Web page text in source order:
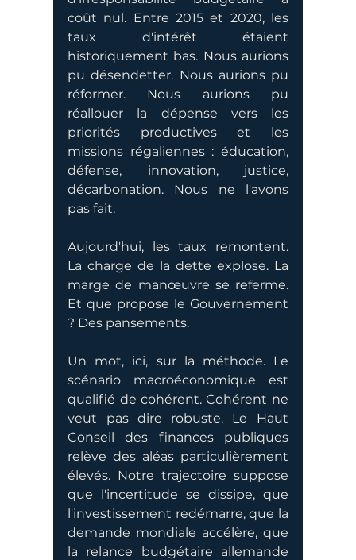
coût nul. Entre 2015 et 2020, les
taux d'intérêt étaient
historiquement bas. Nous aurions
pu désendetter. Nous aurions pu
réformer. Nous aurions pu
réallouer la dépense vers les
priorités productives et les
missions régaliennes : éducation,
défense, innovation, justice,
décarbonation. Nous ne l'avons
pas fait.
Aujourd'hui, les taux remontent.
La charge de la dette explose. La
marge de manœuvre se referme.
Et que propose le Gouvernement
? Des pansements.
Un mot, ici, sur la méthode. Le
scénario macroéconomique est
qualifié de cohérent. Cohérent ne
veut pas dire robuste. Le Haut
Conseil des finances publiques
relève des aléas particulièrement
élevés. Notre trajectoire suppose
que l'incertitude se dissipe, que
l'investissement redémarre, que la
demande mondiale accélère, que
la relance budgétaire allemande